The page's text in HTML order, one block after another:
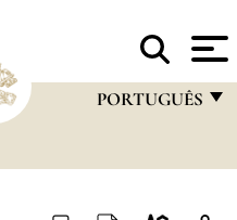
PORTUGUÊS